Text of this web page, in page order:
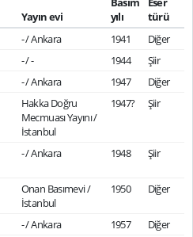
Yayın evi
yılı
türü
- / Ankara 1941
Diğer
- / - 1944
Şiir
- / Ankara 1947
Diğer
Hakka Doğru
Mecmuası Yayını /
İstanbul
1947? Şiir
- / Ankara 1948 Şiir
Onan Basımevi /
İstanbul
1950 Diğer
- / Ankara 1957
Diğer